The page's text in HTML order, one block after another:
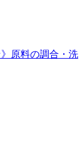
原料の調合・洗